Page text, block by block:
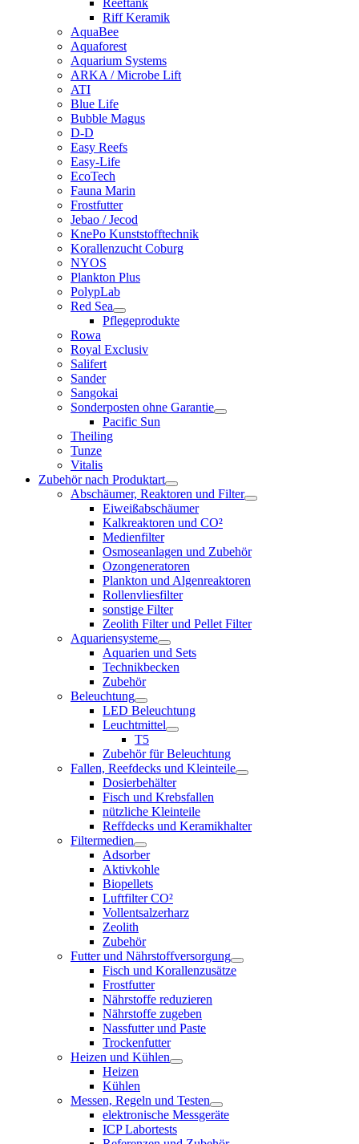
Riff Keramik
AquaBee
Aquaforest
Aquarium Systems
ARKA / Microbe Lift
ATI
Blue Life
Bubble Magus
D-D
Easy Reefs
Easy-Life
EcoTech
Fauna Marin
Frostfutter
Jebao / Jecod
KnePo Kunststofftechnik
Korallenzucht Coburg
NYOS
Plankton Plus
PolypLab
Red Sea
Pflegeprodukte
Rowa
Royal Exclusiv
Salifert
Sander
Sangokai
Sonderposten ohne Garantie
Pacific Sun
Theiling
Tunze
Vitalis
Zubehör nach Produktart
Abschäumer, Reaktoren und Filter
Eiweißabschäumer
Kalkreaktoren und CO²
Medienfilter
Osmoseanlagen und Zubehör
Ozongeneratoren
Plankton und Algenreaktoren
Rollenvliesfilter
sonstige Filter
Zeolith Filter und Pellet Filter
Aquariensysteme
Aquarien und Sets
Technikbecken
Zubehör
Beleuchtung
LED Beleuchtung
Leuchtmittel
T5
Zubehör für Beleuchtung
Fallen, Reefdecks und Kleinteile
Dosierbehälter
Fisch und Krebsfallen
nützliche Kleinteile
Reffdecks und Keramikhalter
Filtermedien
Adsorber
Aktivkohle
Biopellets
Luftfilter CO²
Vollentsalzerharz
Zeolith
Zubehör
Futter und Nährstoffversorgung
Fisch und Korallenzusätze
Frostfutter
Nährstoffe reduzieren
Nährstoffe zugeben
Nassfutter und Paste
Trockenfutter
Heizen und Kühlen
Heizen
Kühlen
Messen, Regeln und Testen
elektronische Messgeräte
ICP Labortests